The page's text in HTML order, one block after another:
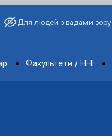
Для людей з вадами зору
Факультети / ННІ